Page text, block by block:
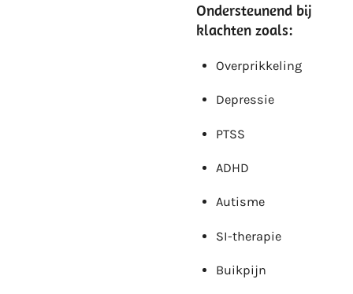
Ondersteunend bij
klachten zoals:
Overprikkeling
Depressie
PTSS
ADHD
Autisme
SI-therapie
Buikpijn